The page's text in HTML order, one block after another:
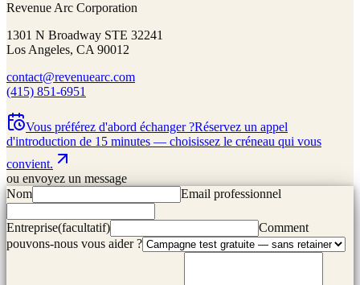
Revenue Arc Corporation
1301 N Broadway STE 32241
Los Angeles, CA 90012
contact@revenuearc.com
(415) 851-6951
Vous préférez d'abord échanger ?Réservez un appel
d'introduction de 15 minutes — choisissez le créneau qui vous
convient.
ou envoyez un message
Nom
Email professionnel
Entreprise(facultatif)
Comment
pouvons-nous vous aider ?